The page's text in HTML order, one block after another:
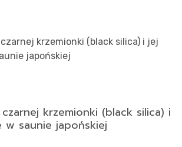
czarnej krzemionki (black silica) i
w saunie japońskiej